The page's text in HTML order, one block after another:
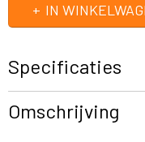
IN
Specificaties
BN 207618
Omschrijving